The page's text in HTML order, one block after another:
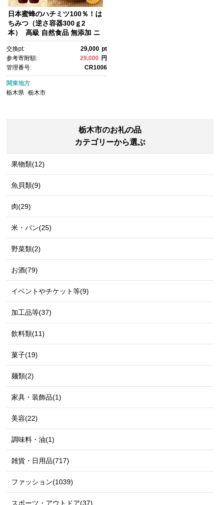
日本蜜蜂のハチミツ100％！は
ちみつ（逆さ容器300ｇ2
本） 高級 自然食品 無添加 ニ
交換pt: 29,000 pt
参考寄附額:
29,000 円
管理番号:
CR1006
関東地方
栃木県
栃木市
栃木市のお礼の品
カテゴリーから選ぶ
果物類(12)
魚貝類(9)
肉(29)
米・パン(25)
野菜類(2)
お酒(79)
イベントやチケット等(9)
加工品等(37)
飲料類(11)
菓子(19)
麺類(2)
家具・装飾品(1)
美容(22)
調味料・油(1)
雑貨・日用品(717)
ファッション(1039)
スポーツ・アウトドア(37)